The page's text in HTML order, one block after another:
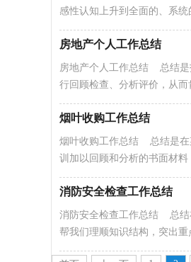
感性认知上升到全面的、系
房地产个人工作总结
房地产个人工作总结 总结是
行回顾检查、分析评价，从
烟叶收购工作总结
烟叶收购工作总结 总结是在
训加以回顾和分析的书面材
消防安全检查工作总结
消防安全检查工作总结 总结
帮我们理顺知识结构，突出